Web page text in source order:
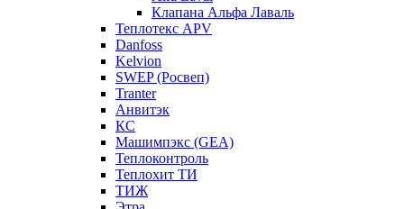
Клапана Альфа Лаваль
Теплотекс APV
Danfoss
Kelvion
SWEP (Росвеп)
Tranter
Анвитэк
КС
Машимпэкс (GEA)
Теплоконтроль
Теплохит ТИ
ТИЖ